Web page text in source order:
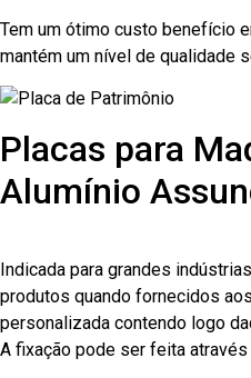
Tem um ótimo custo benefício
mantém um nível de qualidade
Placas para
Alumínio
Indicada para grandes
produtos quando fornecidos
personalizada contendo logo
A fixação pode ser feita